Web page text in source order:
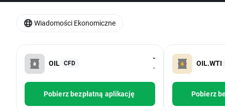
OIL CFD
-
-
Pobierz bezpłatną aplikację
OIL.WTI
Pobierz
Wiadomości Ekonomiczne